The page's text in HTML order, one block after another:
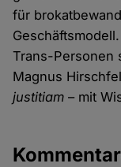
für
Trans-Personen
Magnus
justitiam – mit